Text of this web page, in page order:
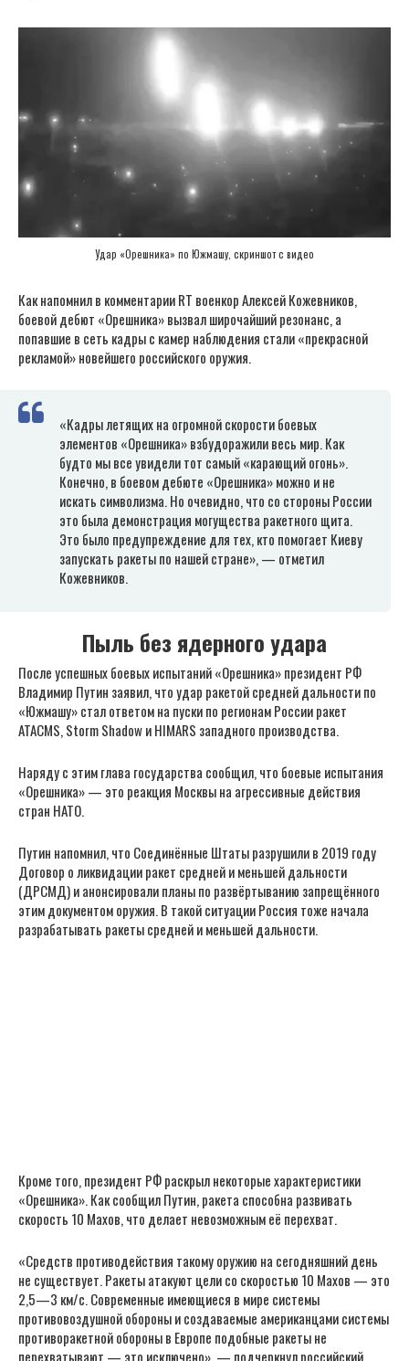
Удар «Орешника» по Южмашу, скриншот с видео
Как напомнил в комментарии RT военкор Алексей Кожевников,
боевой дебют «Орешника» вызвал широчайший резонанс, а
попавшие в сеть кадры с камер наблюдения стали «прекрасной
рекламой» новейшего российского оружия.
«Кадры летящих на огромной скорости боевых
элементов «Орешника» взбудоражили весь мир. Как
будто мы все увидели тот самый «карающий огонь».
Конечно, в боевом дебюте «Орешника» можно и не
искать символизма. Но очевидно, что со стороны России
это была демонстрация могущества ракетного щита.
Это было предупреждение для тех, кто помогает Киеву
запускать ракеты по нашей стране», — отметил
Кожевников.
Пыль без ядерного удара
После успешных боевых испытаний «Орешника» президент РФ
Владимир Путин заявил, что удар ракетой средней дальности по
«Южмашу» стал ответом на пуски по регионам России ракет
ATACMS, Storm Shadow и HIMARS западного производства.
Наряду с этим глава государства сообщил, что боевые испытания
«Орешника» — это реакция Москвы на агрессивные действия
стран НАТО.
Путин напомнил, что Соединённые Штаты разрушили в 2019 году
Договор о ликвидации ракет средней и меньшей дальности
(ДРСМД) и анонсировали планы по развёртыванию запрещённого
этим документом оружия. В такой ситуации Россия тоже начала
разрабатывать ракеты средней и меньшей дальности.
Кроме того, президент РФ раскрыл некоторые характеристики
«Орешника». Как сообщил Путин, ракета способна развивать
скорость 10 Махов, что делает невозможным её перехват.
«Средств противодействия такому оружию на сегодняшний день
не существует. Ракеты атакуют цели со скоростью 10 Махов — это
2,5—3 км/с. Современные имеющиеся в мире системы
противовоздушной обороны и создаваемые американцами системы
противоракетной обороны в Европе подобные ракеты не
перехватывают — это исключено», — подчеркнул российский